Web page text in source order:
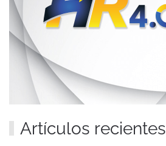
Artículos recientes